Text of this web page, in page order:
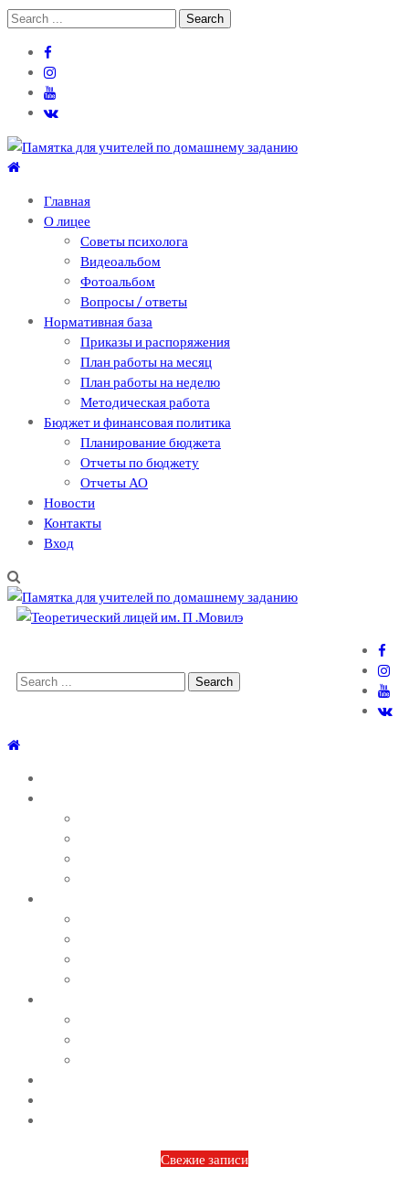
Skip
navigation
Skip
content
Search
Главная
О лицее
Советы психолога
Видеоальбом
Фотоальбом
Вопросы / ответы
Нормативная база
Приказы и распоряжения
План работы на месяц
План работы на неделю
Методическая работа
Бюджет и финансовая политика
Планирование бюджета
Отчеты по бюджету
Отчеты АО
Новости
Контакты
Вход
Search
Свежие записи